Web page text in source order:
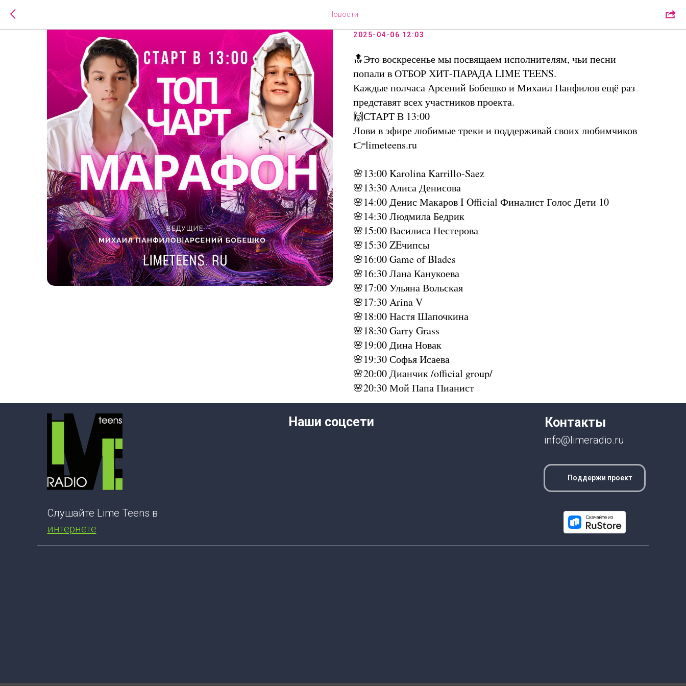
Новости❤️‍🔥ТОП_ЧАРТ_МАРАФОН
2025-04-06 12:03
🔝Это воскресенье мы посвящаем исполнителям, чьи песни
попали в ОТБОР ХИТ-ПАРАДА LIME TEENS.
Каждые полчаса Арсений Бобешко и Михаил Панфилов ещё раз
представят всех участников проекта.
🙌СТАРТ В 13:00
Лови в эфире любимые треки и поддерживай своих любимчиков
👉limeteens.ru
🌸13:00 Karolina Karrillo-Saez
🌸13:30 Алиса Денисова
🌸14:00 Денис Макаров I Official Финалист Голос Дети 10
🌸14:30 Людмила Бедрик
🌸15:00 Василиса Нестерова
🌸15:30 ZEчипсы
🌸16:00 Game of Blades
🌸16:30 Лана Канукоева
🌸17:00 Ульяна Вольская
🌸17:30 Arina V
🌸18:00 Настя Шапочкина
🌸18:30 Garry Grass
🌸19:00 Дина Новак
🌸19:30 Софья Исаева
🌸20:00 Дианчик /official group/
🌸20:30 Мой Папа Пианист
Наши соцсети
Слушайте Lime Teens в
интернете
Контакты
info@limeradio.ru
Поддержи проект